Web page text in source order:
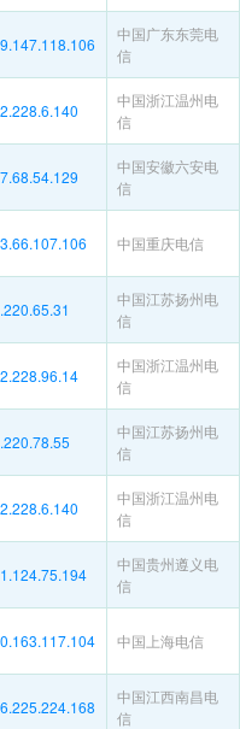
中国广东东莞电
信
中国浙江温州电
信
中国安徽六安电
信
中国重庆电信
中国江苏扬州电
信
中国浙江温州电
信
中国江苏扬州电
信
中国浙江温州电
信
中国贵州遵义电
信
中国上海电信
中国江西南昌电
信